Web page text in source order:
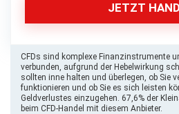
JETZT
CFDs sind komplexe Finanzinstrumente
verbunden, aufgrund der Hebelwirkung
sollten inne halten und überlegen, ob Sie
funktionieren und ob Sie es sich leisten
Geldverlustes einzugehen. 67,6% der
beim CFD-Handel mit diesem Anbieter.